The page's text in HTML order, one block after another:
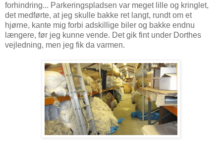
forhindring... Parkeringspladsen var meget lille og kringlet,
det medførte, at jeg skulle bakke ret langt, rundt om et
hjørne, kante mig forbi adskillige biler og bakke endnu
længere, før jeg kunne vende. Det gik fint under Dorthes
vejledning, men jeg fik da varmen.